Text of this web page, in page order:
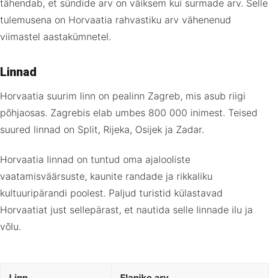
tähendab, et sündide arv on väiksem kui surmade arv. Selle
tulemusena on Horvaatia rahvastiku arv vähenenud
viimastel aastakümnetel.
Linnad
Horvaatia suurim linn on pealinn Zagreb, mis asub riigi
põhjaosas. Zagrebis elab umbes 800 000 inimest. Teised
suured linnad on Split, Rijeka, Osijek ja Zadar.
Horvaatia linnad on tuntud oma ajalooliste
vaatamisväärsuste, kaunite randade ja rikkaliku
kultuuripärandi poolest. Paljud turistid külastavad
Horvaatiat just sellepärast, et nautida selle linnade ilu ja
võlu.